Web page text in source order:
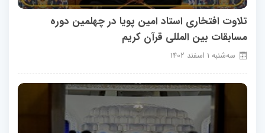
تلاوت افتخاری استاد امین پویا در چهلمین دوره
مسابقات بین المللی قرآن کریم
سه‌شنبه 1 اسفند 1402